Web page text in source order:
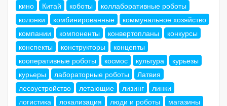
кино
Китай коботы
коллаборативные роботы
колонки
комбинированные
коммунальное хозяйство
компании
компоненты конвертопланы
конкурсы
конспекты
конструкторы
концепты
кооперативные роботы
космос культура
курьезы
курьеры
лабораторные роботы
Латвия
лесоустройство
летающие лизинг
линки
логистика
локализация люди и роботы
магазины